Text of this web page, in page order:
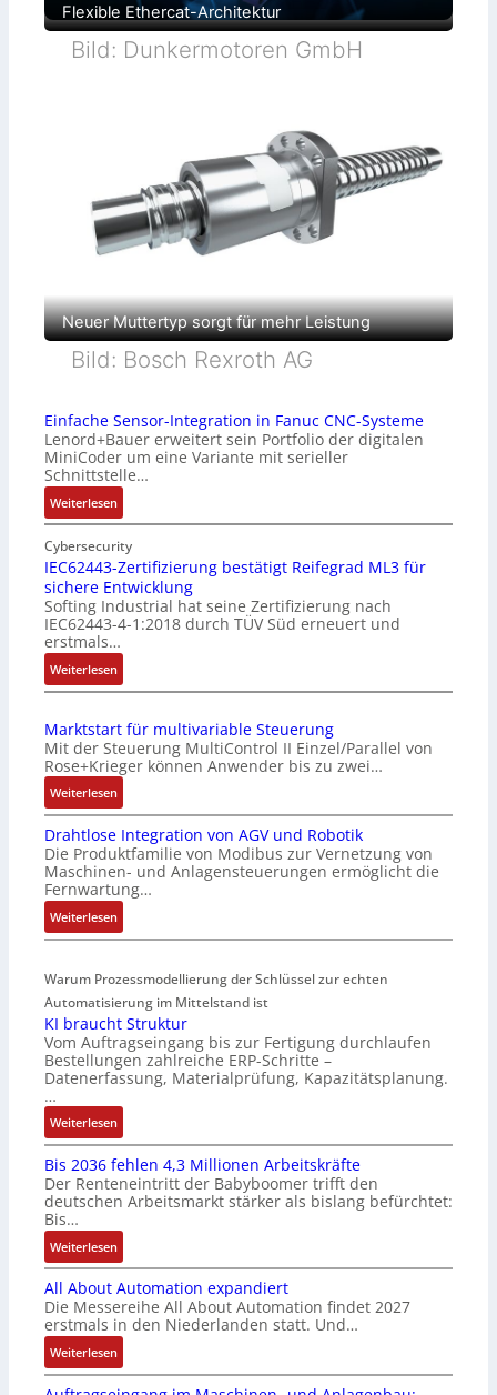
Flexible Ethercat-Architektur
Bild: Dunkermotoren GmbH
Neuer Muttertyp sorgt für mehr Leistung
Bild: Bosch Rexroth AG
Einfache Sensor-Integration in Fanuc CNC-Systeme
Lenord+Bauer erweitert sein Portfolio der digitalen
MiniCoder um eine Variante mit serieller
Schnittstelle…
Weiterlesen:
E
i
n
f
a
c
h
e
S
n
s
o
r
-
n
t
e
g
r
t
i
o
n
i
F
a
n
u
c
C
-
S
y
t
e
Cybersecurity
IEC62443-Zertifizierung bestätigt Reifegrad ML3 für
sichere Entwicklung
Softing Industrial hat seine Zertifizierung nach
IEC62443-4-1:2018 durch TÜV Süd erneuert und
erstmals…
Weiterlesen:
I
C
6
2
4
4
3
-
Z
e
r
t
f
i
z
i
e
u
n
b
e
ä
t
i
g
R
e
Marktstart für multivariable Steuerung
Mit der Steuerung MultiControl II Einzel/Parallel von
Rose+Krieger können Anwender bis zu zwei…
Weiterlesen:
M
a
r
k
t
s
t
r
t
f
ü
r
m
u
l
t
i
v
r
i
b
l
e
S
Drahtlose Integration von AGV und Robotik
Die Produktfamilie von Modibus zur Vernetzung von
Maschinen- und Anlagensteuerungen ermöglicht die
Fernwartung…
Weiterlesen:
D
a
h
t
l
o
s
e
I
n
t
e
g
r
a
t
i
o
n
v
o
Warum Prozessmodellierung der Schlüssel zur echten
Automatisierung im Mittelstand ist
KI braucht Struktur
Vom Auftragseingang bis zur Fertigung durchlaufen
Bestellungen zahlreiche ERP-Schritte –
Datenerfassung, Materialprüfung, Kapazitätsplanung.
…
Weiterlesen:
K
I
b
r
a
u
c
h
t
S
t
r
Bis 2036 fehlen 4,3 Millionen Arbeitskräfte
Der Renteneintritt der Babyboomer trifft den
deutschen Arbeitsmarkt stärker als bislang befürchtet:
Bis…
Weiterlesen:
B
i
s
2
0
3
All About Automation expandiert
Die Messereihe All About Automation findet 2027
erstmals in den Niederlanden statt. Und…
Weiterlesen:
A